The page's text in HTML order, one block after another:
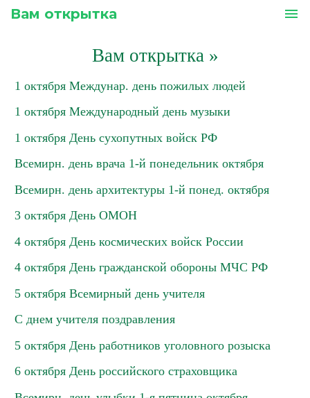
Вам открытка menu
Вам открытка»
1 октября Междунар. день пожилых людей
1 октября Международный день музыки
1 октября День сухопутных войск РФ
Всемирн. день врача 1-й понедельник октября
Всемирн. день архитектуры 1-й понед. октября
3 октября День ОМОН
4 октября День космических войск России
4 октября День гражданской обороны МЧС РФ
5 октября Всемирный день учителя
С днем учителя поздравления
5 октября День работников уголовного розыска
6 октября День российского страховщика